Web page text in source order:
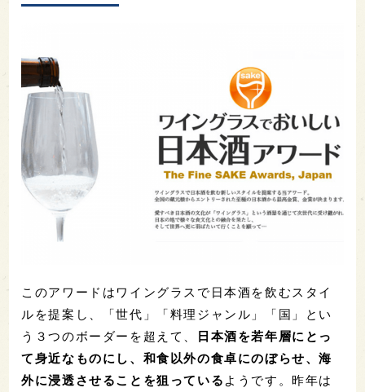
このアワードはワイングラスで日本酒を飲むスタイ
ルを提案し、「世代」「料理ジャンル」「国」とい
う３つのボーダーを超えて、
日本酒を若年層にとっ
て身近なものにし、和食以外の食卓にのぼらせ、海
外に浸透させることを狙っている ようです。昨年は